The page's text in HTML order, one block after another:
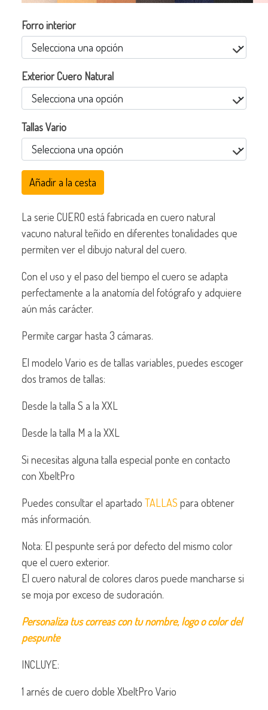
Forro interior
Exterior Cuero Natural
Tallas Vario
Añadir a la cesta
La serie CUERO está fabricada en cuero natural
vacuno natural teñido en diferentes tonalidades que
permiten ver el dibujo natural del cuero.
Con el uso y el paso del tiempo el cuero se adapta
perfectamente a la anatomía del fotógrafo y adquiere
aún más carácter.
Permite cargar hasta 3 cámaras.
El modelo Vario es de tallas variables, puedes escoger
dos tramos de tallas:
Desde la talla S a la XXL
Desde la talla M a la XXL
Si necesitas alguna talla especial ponte en contacto
con XbeltPro
Puedes consultar el apartado TALLAS para obtener
más información.
Nota: El pespunte será por defecto del mismo color
que el cuero exterior.
El cuero natural de colores claros puede mancharse si
se moja por exceso de sudoración.
Personaliza tus correas con tu nombre, logo o color del
pespunte
INCLUYE:
1 arnés de cuero doble XbeltPro Vario